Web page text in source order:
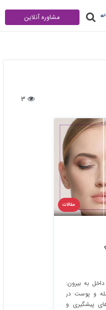
مشاوره آنلاین
مقالات
به بیرون:
و پوست در
پیشگیری و